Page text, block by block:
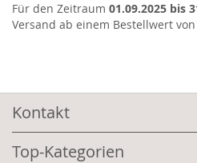
Für den Zeitraum 01.09.2025 bis
Versand ab einem Bestellwert von
Kontakt
Top-Kategorien